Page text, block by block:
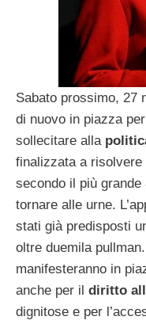
Sabato prossimo, 27
di nuovo in piazza
sollecitare alla
finalizzata a risolvere
secondo il più grande
tornare alle urne.
stati già predisposti
oltre duemila
manifesteranno in
anche per il diritto
dignitose e per